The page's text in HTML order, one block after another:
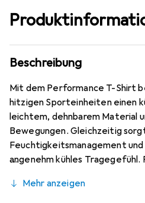
Beschreibung
Mit dem Performance T-Shirt
hitzigen Sporteinheiten einen
leichtem, dehnbarem Material
Bewegungen. Gleichzeitig
Feuchtigkeitsmanagement
angenehm kühles Tragegefühl.
Bequeme und
Mehr anzeigen